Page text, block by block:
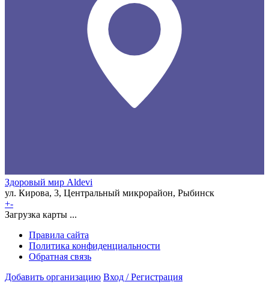
Здоровый мир Aldevi
ул. Кирова, 3, Центральный микрорайон, Рыбинск
+-
Загрузка карты ...
Правила сайта
Политика конфиденциальности
Обратная связь
Добавить организацию Вход / Регистрация